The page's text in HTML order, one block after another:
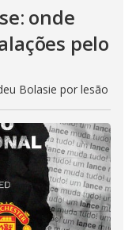
onde
pelo
Bolasie por lesão